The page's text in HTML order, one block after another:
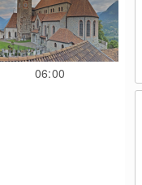
06:00